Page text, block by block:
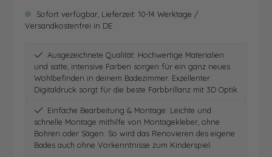
Sofort verfügbar, Lieferzeit: 10-14 Werktage /
Versandkostenfrei in DE
Ausgezeichnete Qualität: Hochwertige Materialien
und satte, intensive Farben sorgen für ein ganz neues
Wohlbefinden in deinem Badezimmer. Exzellenter
Digitaldruck sorgt für die beste Farbbrillanz mit 3D Optik
Einfache Bearbeitung & Montage: Leichte und
schnelle Montage mithilfe von Montagekleber, ohne
Bohren oder Sägen. So wird das Renovieren des eigene
Bades auch ohne Vorkenntnisse zum Kinderspiel.